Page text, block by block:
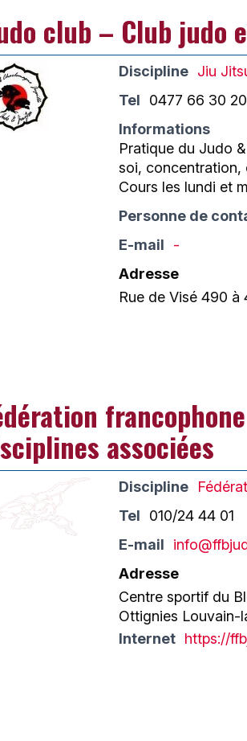
club – Club judo
Discipline Jiu
Tel
0477 66 30 20
Informations
Pratique du Judo
soi, concentration,
Cours les lundi et
Personne de
E-mail
-
Adresse
Rue de Visé 490 à
associées
Discipline
Tel
010/24 44 01
E-mail
Adresse
Centre sportif du
Ottignies Louvain-
Internet https://